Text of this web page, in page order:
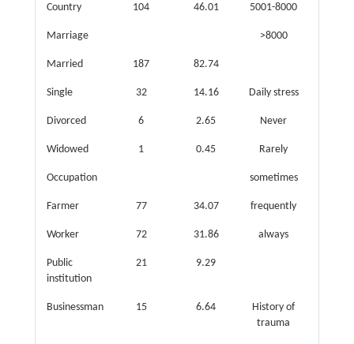
Country 104 46.01 5001-8000
Marriage >8000
Married 187 82.74
Single 32 14.16 Daily stress
Divorced 6 2.65 Never
Widowed 1 0.45 Rarely
Occupation sometimes
Farmer 77 34.07 frequently
Worker 72 31.86 always
Public
institution
21 9.29
Businessman 15 6.64
History of
trauma